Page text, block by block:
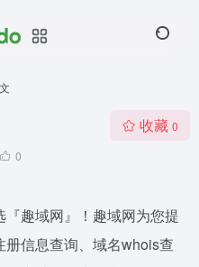
0
收藏 0
趣域网』！趣域网为您提
信息查询、域名whois查